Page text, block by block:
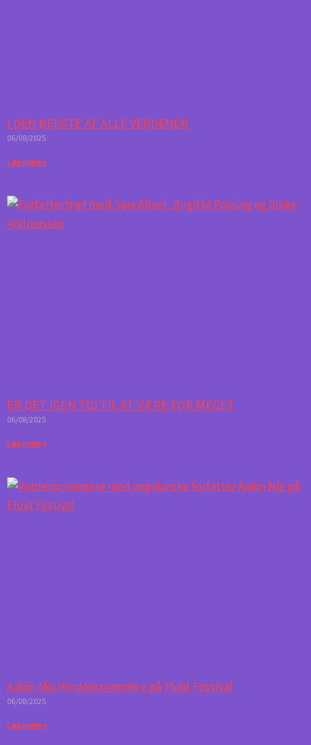
I DEN BEDSTE AF ALLE VERDENER
06/08/2025
Læs mere »
ER DET IGEN TID TIL AT VÆRE FOR MEGET
06/08/2025
Læs mere »
Aaiún Nin Verdenspremiere på Fluid Festival
06/08/2025
Læs mere »